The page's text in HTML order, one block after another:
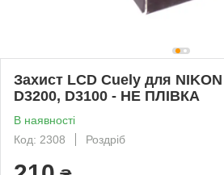
Захист LCD Cuely для
D3200, D3100 - НЕ ПЛІВКА
В наявності
Код: 2308
Роздріб